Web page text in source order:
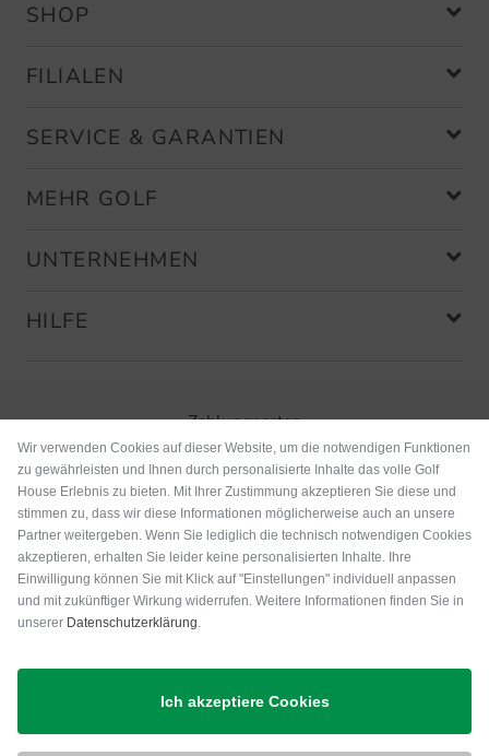
SHOP
FILIALEN
SERVICE & GARANTIEN
MEHR GOLF
UNTERNEHMEN
HILFE
Zahlungsarten
Versand
Wir verwenden Cookies auf dieser Website, um die notwendigen Funktionen
zu gewährleisten und Ihnen durch personalisierte Inhalte das volle Golf
House Erlebnis zu bieten. Mit Ihrer Zustimmung akzeptieren Sie diese und
stimmen zu, dass wir diese Informationen möglicherweise auch an unsere
Partner weitergeben. Wenn Sie lediglich die technisch notwendigen Cookies
akzeptieren, erhalten Sie leider keine personalisierten Inhalte. Ihre
Einwilligung können Sie mit Klick auf "Einstellungen" individuell anpassen
und mit zukünftiger Wirkung widerrufen. Weitere Informationen finden Sie in
unserer Datenschutzerklärung.
Ich akzeptiere Cookies